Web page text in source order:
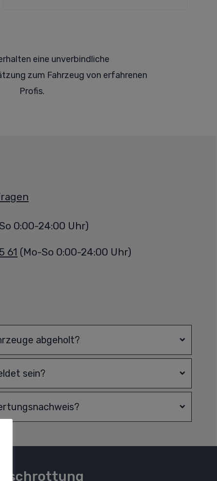
eine unverbindliche
zum Fahrzeug von erfahrenen
Profis.
0:00-24:00 Uhr)
61 (Mo-So 0:00-24:00 Uhr)
abgeholt?
sein?